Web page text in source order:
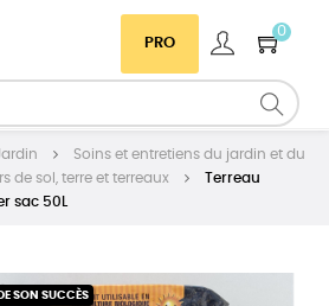
PRO
0
Soins et entretiens du jardin et du
de sol, terre et terreaux
Terreau
sac 50L
SON SUCCÈS